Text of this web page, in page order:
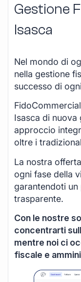
Gestione
Isasca
Nel mondo di
nella gestione
successo di
Isasca di nuova
approccio
oltre i
La nostra
ogni fase della
garantendoti
trasparente.
Con le nostre
concentrarti
mentre noi ci
fiscale e